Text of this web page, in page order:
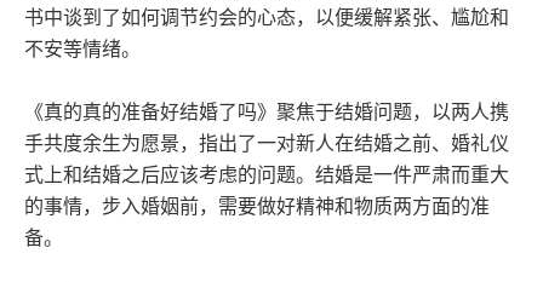
书中谈到了如何调节约会的心态，以便缓解紧张、尴尬和
不安等情绪。
《真的真的准备好结婚了吗》聚焦于结婚问题，以两人携
手共度余生为愿景，指出了一对新人在结婚之前、婚礼仪
式上和结婚之后应该考虑的问题。结婚是一件严肃而重大
的事情，步入婚姻前，需要做好精神和物质两方面的准
备。